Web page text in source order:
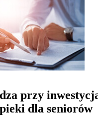
przy
dla seniorów